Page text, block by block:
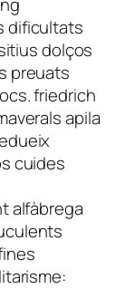
dificultats
dolços
preuats
friedrich
apila
cuides
alfàbrega